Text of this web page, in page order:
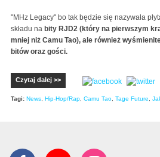
"MHz Legacy" bo tak będzie się nazywała
składu na bity RJD2 (który na pierwszym
mniej niż Camu Tao), ale również
bitów oraz gości.
Czytaj dalej >>
Tagi: News, Hip-Hop/Rap, Camu Tao, Tage Future,